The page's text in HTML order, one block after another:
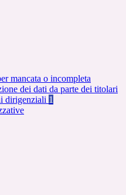
mancata o incompleta
dei dati da parte dei titolari
dirigenziali 1